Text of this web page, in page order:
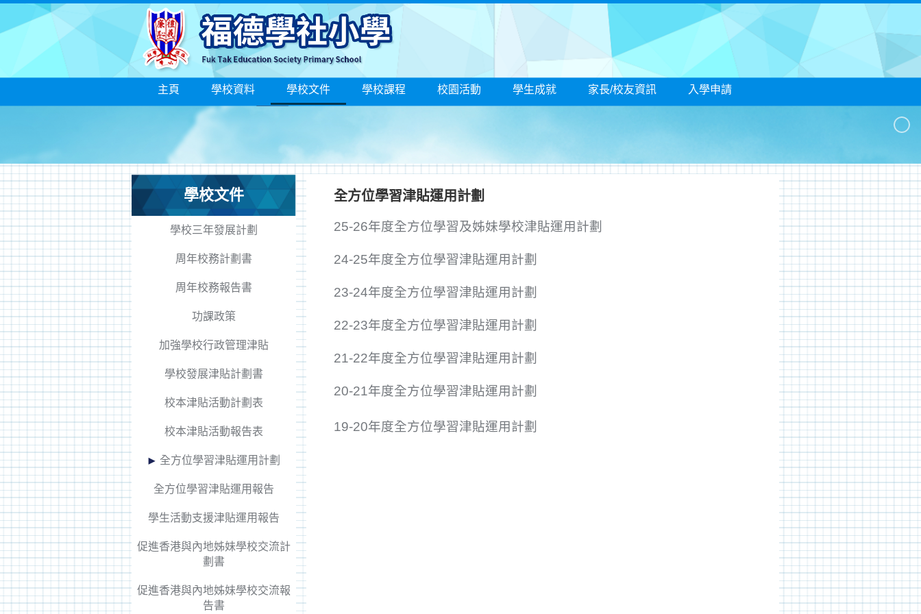
主頁 學校資料 學校文件 學校課程 校園活動 學生成就 家長/校友資訊 入學申請
學校文件
學校三年發展計劃
周年校務計劃書
周年校務報告書
功課政策
加強學校行政管理津貼
學校發展津貼計劃書
校本津貼活動計劃表
校本津貼活動報告表
全方位學習津貼運用計劃
全方位學習津貼運用報告
學生活動支援津貼運用報告
促進香港與內地姊妹學校交流計
劃書
促進香港與內地姊妹學校交流報
告書
全方位學習津貼運用計劃
25-26年度全方位學習及姊妹學校津貼運用計劃
24-25年度全方位學習津貼運用計劃
23-24年度全方位學習津貼運用計劃
22-23年度全方位學習津貼運用計劃
21-22年度全方位學習津貼運用計劃
20-21年度全方位學習津貼運用計劃
19-20年度全方位學習津貼運用計劃